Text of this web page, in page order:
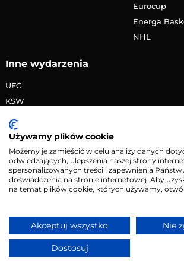
Eurocup
Energa
NHL
Inne wydarzenia
UFC
KSW
PRIME MMA
Żużlowa Ekstraliga
Speedway Grand Prix
Skoki narciarskie
Kontakt•Reklama• Polityka
Serwis wyłącznie dla osób powyżej 18
Używamy plików cookie
Możemy je zamieścić w celu analizy danych
odwiedzających, ulepszenia naszej strony
spersonalizowanych treści i zapewnienia
doświadczenia na stronie internetowej. Aby
na temat plików cookie, których używamy,
Akceptuj wszystko Nie
Dostosuj